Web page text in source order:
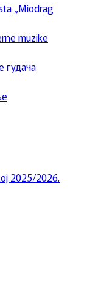
„Miodrag
muzike
гудача
2025/2026.